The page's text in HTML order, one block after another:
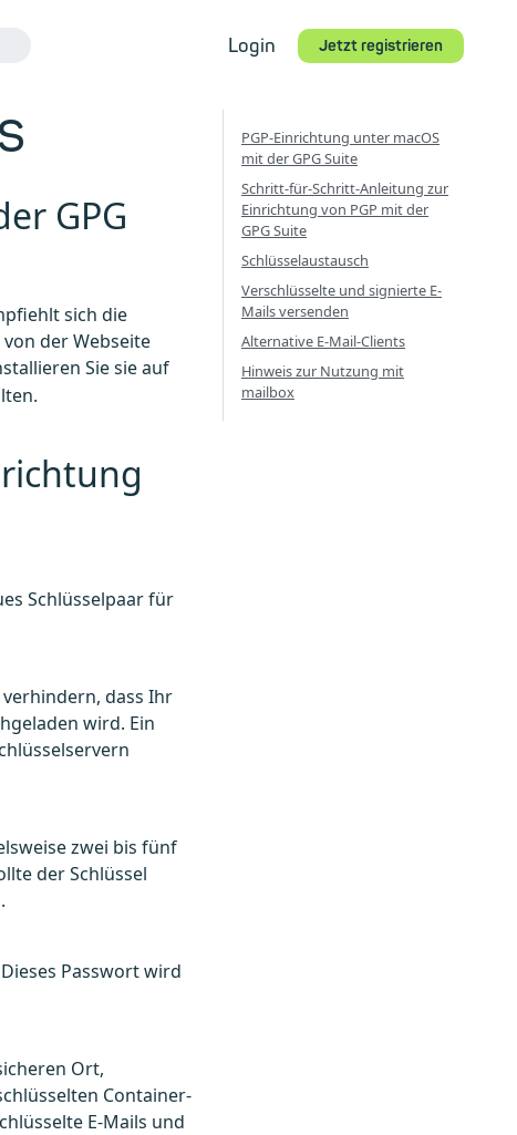
Login Jetzt registrieren
GPG
sich die
der Webseite
Sie sie auf
Schlüsselpaar für
dass Ihr
wird. Ein
zwei bis fünf
der Schlüssel
Passwort wird
Ort,
Container-
E-Mails und
PGP-Einrichtung unter macOS
mit der GPG Suite
Schritt-für-Schritt-Anleitung zur
Einrichtung von PGP mit der
GPG Suite
Schlüsselaustausch
Verschlüsselte und signierte E-
Mails versenden
Alternative E-Mail-Clients
Hinweis zur Nutzung mit
mailbox